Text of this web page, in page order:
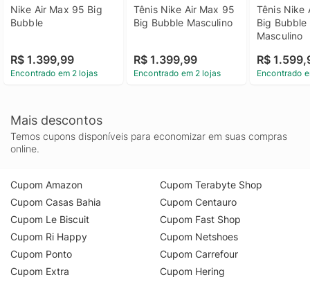
Nike Air Max 95 Big
Bubble
R$ 1.399,99
Encontrado em 2 lojas
Tênis Nike Air Max 95
Big Bubble Masculino
R$ 1.399,99
Encontrado em 2 lojas
Tênis Nike
Big Bubble
Masculino
R$
Encontrado
Mais descontos
Temos cupons disponíveis para economizar em suas compras
online.
Cupom Amazon
Cupom Casas Bahia
Cupom Le Biscuit
Cupom Ri Happy
Cupom Ponto
Cupom Extra
Cupom Terabyte Shop
Cupom Centauro
Cupom Fast Shop
Cupom Netshoes
Cupom Carrefour
Cupom Hering